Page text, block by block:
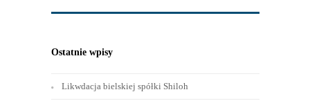
Ostatnie wpisy
Likwdacja bielskiej spółki Shiloh